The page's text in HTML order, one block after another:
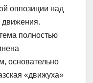
оппозиции над
движения.
полностью
основательно
«движуха»